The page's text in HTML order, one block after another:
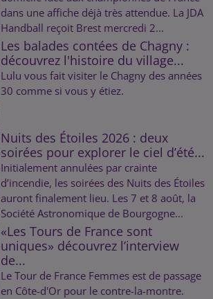
dans une affiche déjà très attendue. La JDA
Handball reçoit Brest mercredi 2...
Les balades contées de Chagny :
découvrez l'histoire du village...
Lulu vous fait visiter le Chagny des années
30 comme si vous y étiez.
Nuits des Étoiles 2026 : deux
soirées pour explorer le ciel d’été...
Initialement annulées par crainte
d’incendie, les soirées des Nuits des Étoiles
auront finalement lieu. Les 7 et 8 août, la
Société Astronomique de Bourgogne...
«Les Tours de France sont
uniques» découvrez l’interview
de...
Le Tour de France Femmes est de passage
en Côte-d'Or pour le contre-la-montre.